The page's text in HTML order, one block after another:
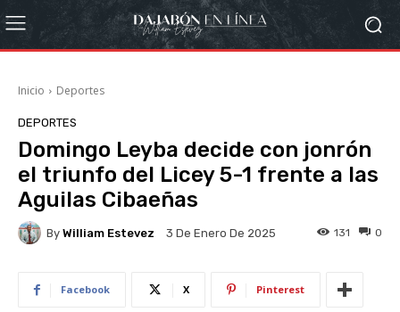
Inicio Deportes
DEPORTES
Domingo Leyba decide con jonrón
el triunfo del Licey 5-1 frente a las
Aguilas Cibaeñas
By William Estevez 3 De Enero De 2025 0
131
Facebook X Pinterest